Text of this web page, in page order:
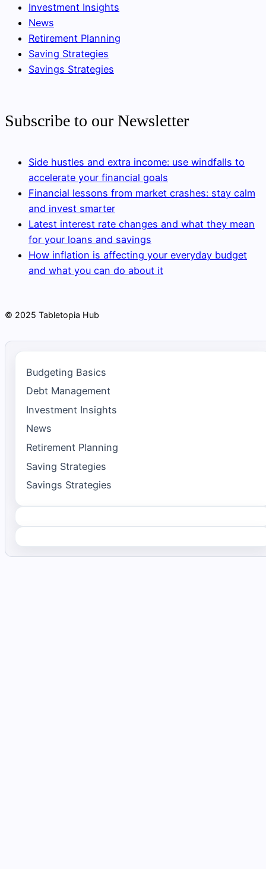
Investment Insights
News
Retirement Planning
Saving Strategies
Savings Strategies
Subscribe to our Newsletter
Side hustles and extra income: use windfalls to
accelerate your financial goals
Financial lessons from market crashes: stay calm
and invest smarter
Latest interest rate changes and what they mean
for your loans and savings
How inflation is affecting your everyday budget
and what you can do about it
© 2025 Tabletopia Hub
Budgeting Basics
Debt Management
Investment Insights
News
Retirement Planning
Saving Strategies
Savings Strategies